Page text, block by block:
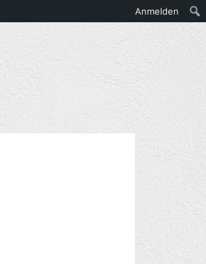
Anmelden